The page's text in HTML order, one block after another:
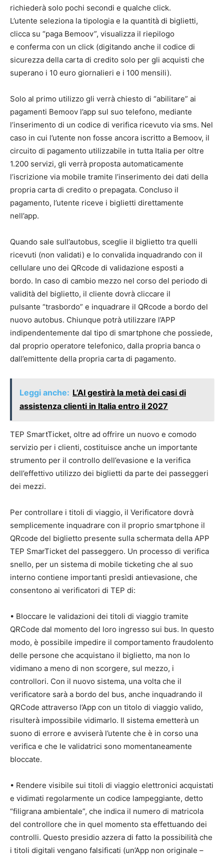
richiederà solo pochi secondi e qualche click.
L’utente seleziona la tipologia e la quantità di biglietti,
clicca su “paga Bemoov”, visualizza il riepilogo
e conferma con un click (digitando anche il codice di
sicurezza della carta di credito solo per gli acquisti che
superano i 10 euro giornalieri e i 100 mensili).
Solo al primo utilizzo gli verrà chiesto di “abilitare” ai
pagamenti Bemoov l’app sul suo telefono, mediante
l’inserimento di un codice di verifica ricevuto via sms. Nel
caso in cui l’utente non fosse ancora iscritto a Bemoov, il
circuito di pagamento utilizzabile in tutta Italia per oltre
1.200 servizi, gli verrà proposta automaticamente
l’iscrizione via mobile tramite l’inserimento dei dati della
propria carta di credito o prepagata. Concluso il
pagamento, l’utente riceve i biglietti direttamente
nell’app.
Quando sale sull’autobus, sceglie il biglietto tra quelli
ricevuti (non validati) e lo convalida inquadrando con il
cellulare uno dei QRcode di validazione esposti a
bordo. In caso di cambio mezzo nel corso del periodo di
validità del biglietto, il cliente dovrà cliccare il
pulsante “trasbordo” e inquadrare il QRcode a bordo del
nuovo autobus. Chiunque potrà utilizzare l’APP
indipendentemente dal tipo di smartphone che possiede,
dal proprio operatore telefonico, dalla propria banca o
dall’emittente della propria carta di pagamento.
Leggi anche: L’AI gestirà la metà dei casi di
assistenza clienti in Italia entro il 2027
TEP SmartTicket, oltre ad offrire un nuovo e comodo
servizio per i clienti, costituisce anche un importante
strumento per il controllo dell’evasione e la verifica
dell’effettivo utilizzo dei biglietti da parte dei passeggeri
dei mezzi.
Per controllare i titoli di viaggio, il Verificatore dovrà
semplicemente inquadrare con il proprio smartphone il
QRcode del biglietto presente sulla schermata della APP
TEP SmarTicket del passeggero. Un processo di verifica
snello, per un sistema di mobile ticketing che al suo
interno contiene importanti presìdi antievasione, che
consentono ai verificatori di TEP di:
• Bloccare le validazioni dei titoli di viaggio tramite
QRCode dal momento del loro ingresso sui bus. In questo
modo, è possibile impedire il comportamento fraudolento
delle persone che acquistano il biglietto, ma non lo
vidimano a meno di non scorgere, sul mezzo, i
controllori. Con il nuovo sistema, una volta che il
verificatore sarà a bordo del bus, anche inquadrando il
QRCode attraverso l’App con un titolo di viaggio valido,
risulterà impossibile vidimarlo. Il sistema emetterà un
suono di errore e avviserà l’utente che è in corso una
verifica e che le validatrici sono momentaneamente
bloccate.
• Rendere visibile sui titoli di viaggio elettronici acquistati
e vidimati regolarmente un codice lampeggiante, detto
“filigrana ambientale”, che indica il numero di matricola
del controllore che in quel momento sta effettuando dei
controlli. Questo presidio azzera di fatto la possibilità che
i titoli digitali vengano falsificati (un’App non originale –